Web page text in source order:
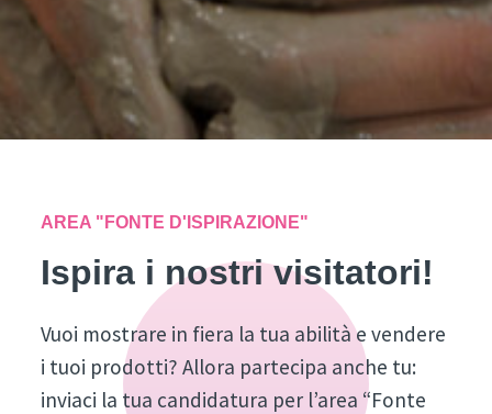
AREA "FONTE D'ISPIRAZIONE"
Ispira i nostri visitatori!
Vuoi mostrare in fiera la tua abilità e vendere
i tuoi prodotti? Allora partecipa anche tu:
inviaci la tua candidatura per l’area “Fonte